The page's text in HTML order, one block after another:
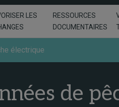
LES
RESSOURCES
DOCUMENTAIRES
électrique
de